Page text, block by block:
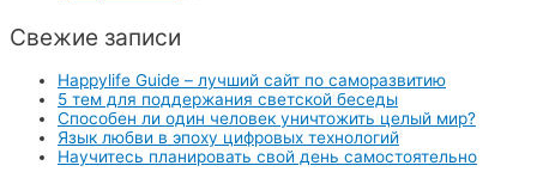
Свежие записи
Happylife Guide – лучший сайт по саморазвитию
5 тем для поддержания светской беседы
Способен ли один человек уничтожить целый мир?
Язык любви в эпоху цифровых технологий
Научитесь планировать свой день самостоятельно